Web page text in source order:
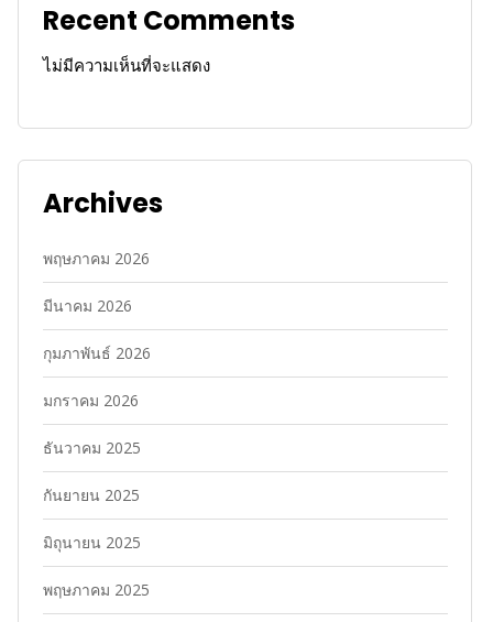
Recent Comments
ไม่มีความเห็นที่จะแสดง
Archives
พฤษภาคม 2026
มีนาคม 2026
กุมภาพันธ์ 2026
มกราคม 2026
ธันวาคม 2025
กันยายน 2025
มิถุนายน 2025
พฤษภาคม 2025